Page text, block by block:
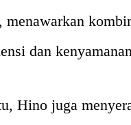
menawarkan
dan
Hino juga